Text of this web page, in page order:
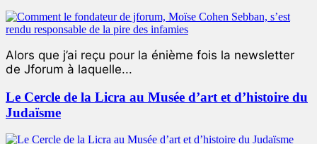
Alors que j’ai reçu pour la énième fois la newsletter
de Jforum à laquelle...
Le Cercle de la Licra au Musée d’art et d’histoire du
Judaïsme